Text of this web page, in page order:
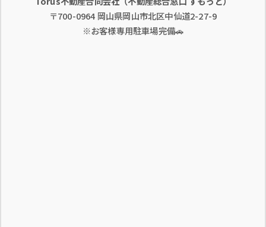
〒700-0964 岡山県岡山市北区中仙道2-27-9
※お客様専用駐車場完備🚗